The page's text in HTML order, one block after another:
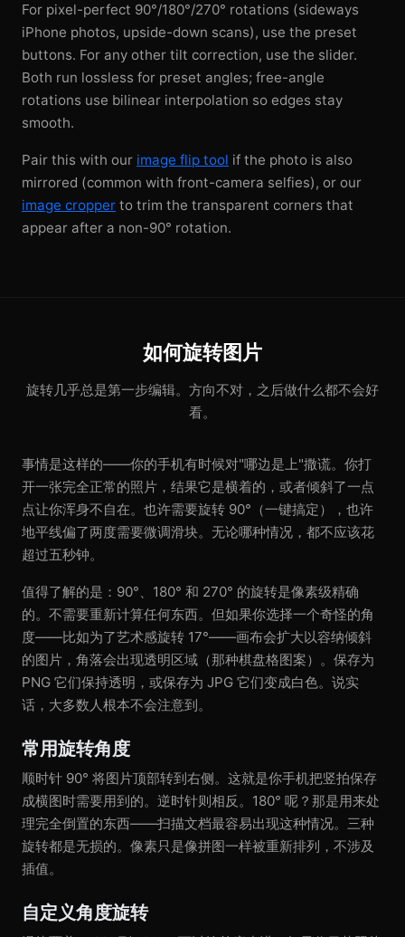
For pixel-perfect 90°/180°/270° rotations (sideways
iPhone photos, upside-down scans), use the preset
buttons. For any other tilt correction, use the slider.
Both run lossless for preset angles; free-angle
rotations use bilinear interpolation so edges stay
smooth.
Pair this with our image flip tool if the photo is also
mirrored (common with front-camera selfies), or our
image cropper to trim the transparent corners that
appear after a non-90° rotation.
如何旋转图片
旋转几乎总是第一步编辑。方向不对，之后做什么都不会好
看。
事情是这样的——你的手机有时候对"哪边是上"撒谎。你打
开一张完全正常的照片，结果它是横着的，或者倾斜了一点
点让你浑身不自在。也许需要旋转 90°（一键搞定），也许
地平线偏了两度需要微调滑块。无论哪种情况，都不应该花
超过五秒钟。
值得了解的是：90°、180° 和 270° 的旋转是像素级精确
的。不需要重新计算任何东西。但如果你选择一个奇怪的角
度——比如为了艺术感旋转 17°——画布会扩大以容纳倾斜
的图片，角落会出现透明区域（那种棋盘格图案）。保存为
PNG 它们保持透明，或保存为 JPG 它们变成白色。说实
话，大多数人根本不会注意到。
常用旋转角度
顺时针 90° 将图片顶部转到右侧。这就是你手机把竖拍保存
成横图时需要用到的。逆时针则相反。180° 呢？那是用来处
理完全倒置的东西——扫描文档最容易出现这种情况。三种
旋转都是无损的。像素只是像拼图一样被重新排列，不涉及
插值。
自定义角度旋转